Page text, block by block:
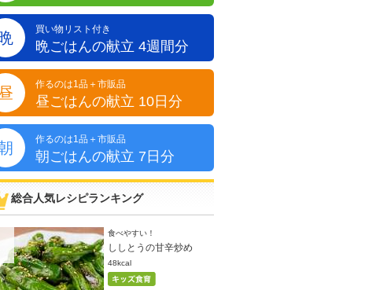
買い物リスト付き
晩ごはんの献立 4週間分
作るのは1品＋市販品
昼ごはんの献立 10日分
作るのは1品＋市販品
朝ごはんの献立 7日分
総合人気レシピランキング
食べやすい！
ししとうの甘辛炒め
48kcal